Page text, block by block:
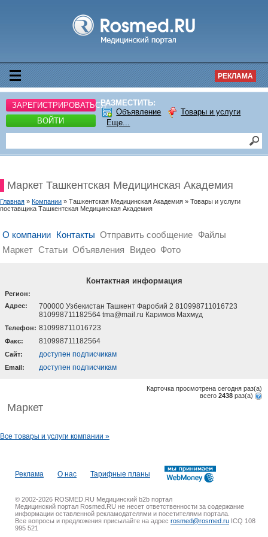
РЕКЛАМА
ЗАРЕГИСТРИРОВАТЬСЯ
ВОЙТИ
РАЗМЕСТИТЬ:
Объявление
Товары и услуги
Еще...
Маркет Ташкентская Медицинская Академия
Главная » Компании » Ташкентская Медицинская Академия » Товары и услуги
поставщика Ташкентская Медицинская Академия
О компании Контакты Отправить сообщение Файлы
Маркет Статьи Объявления Видео Фото
Контактная информация
Регион:
Адрес:
700000 Узбекистан Ташкент Фаробий 2 810998711016723
810998711182564 tma@mail.ru Каримов Махмуд
Телефон: 810998711016723
Факс: 810998711182564
Cайт: доступен подписчикам
Email: доступен подписчикам
Карточка просмотрена сегодня раз(a)
всего 2438 раз(a)
Маркет
Все товары и услуги компании »
Реклама О нас Тарифные планы
© 2002-2026 ROSMED.RU Медицинский b2b портал
Медицинский портал Rosmed.RU не несет ответственности за содержание
информации оставленной рекламодателями и посетителями портала.
Все вопросы и предложения присылайте на адрес rosmed@rosmed.ru ICQ 108
995 521